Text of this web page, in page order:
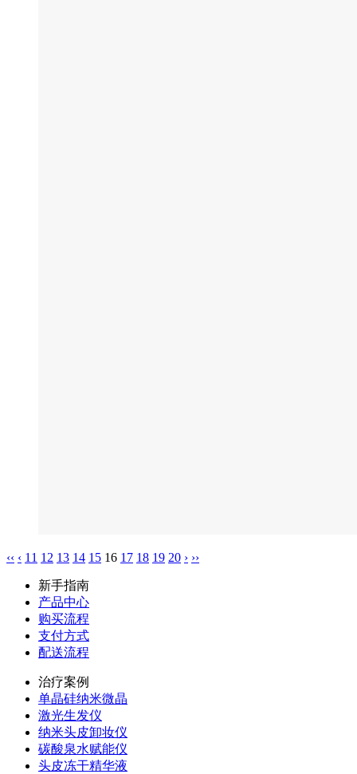
‹‹ ‹ 11 12 13 14 15 16 17 18 19 20 › ››
新手指南
产品中心
购买流程
支付方式
配送流程
治疗案例
单晶硅纳米微晶
激光生发仪
纳米头皮卸妆仪
碳酸泉水赋能仪
头皮冻干精华液